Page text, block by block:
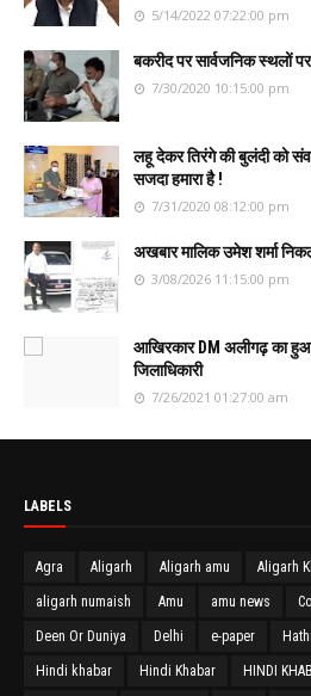
5/14/2022 07:22:00 pm
बकरीद पर सार्वजनिक स्थलों पर
7/30/2020 10:15:00 pm
लहू देकर तिरंगे की बुलंदी को
सजदा हमारा है !
7/31/2020 08:12:00 pm
अखबार मालिक उमेश शर्मा
3/08/2026 11:15:00 pm
आखिरकार DM अलीगढ़ का हुआ
जिलाधिकारी
7/26/2021 01:27:00 am
LABELS
Agra Aligarh Aligarh amu Aligarh
aligarh numaish Amu amu news
Deen Or Duniya Delhi e-paper
Hindi khabar Hindi Khabar HINDI